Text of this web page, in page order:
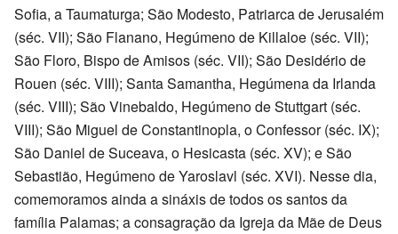
Sofia, a Taumaturga; São Modesto, Patriarca de Jerusalém
(séc. VII); São Flanano, Hegúmeno de Killaloe (séc. VII);
São Floro, Bispo de Amisos (séc. VII); São Desidério de
Rouen (séc. VIII); Santa Samantha, Hegúmena da Irlanda
(séc. VIII); São Vinebaldo, Hegúmeno de Stuttgart (séc.
VIII); São Miguel de Constantinopla, o Confessor (séc. IX);
São Daniel de Suceava, o Hesicasta (séc. XV); e São
Sebastião, Hegúmeno de Yaroslavl (séc. XVI). Nesse dia,
comemoramos ainda a sináxis de todos os santos da
família Palamas; a consagração da Igreja da Mãe de Deus